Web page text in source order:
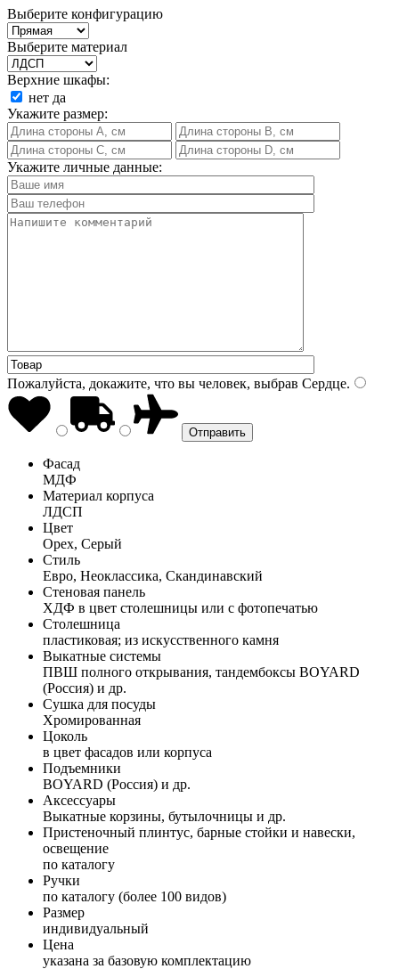
Выберите конфигурацию
Выберите материал
Верхние шкафы:
нет да
Укажите размер:
Укажите личные данные:
Пожалуйста, докажите, что вы человек, выбрав Сердце.
Фасад
МДФ
Материал корпуса
ЛДСП
Цвет
Орех, Серый
Стиль
Евро, Неоклассика, Скандинавский
Стеновая панель
ХДФ в цвет столешницы или с фотопечатью
Столешница
пластиковая; из искусственного камня
Выкатные системы
ПВШ полного открывания, тандембоксы BOYARD
(Россия) и др.
Сушка для посуды
Хромированная
Цоколь
в цвет фасадов или корпуса
Подъемники
BOYARD (Россия) и др.
Аксессуары
Выкатные корзины, бутылочницы и др.
Пристеночный плинтус, барные стойки и навески,
освещение
по каталогу
Ручки
по каталогу (более 100 видов)
Размер
индивидуальный
Цена
указана за базовую комплектацию